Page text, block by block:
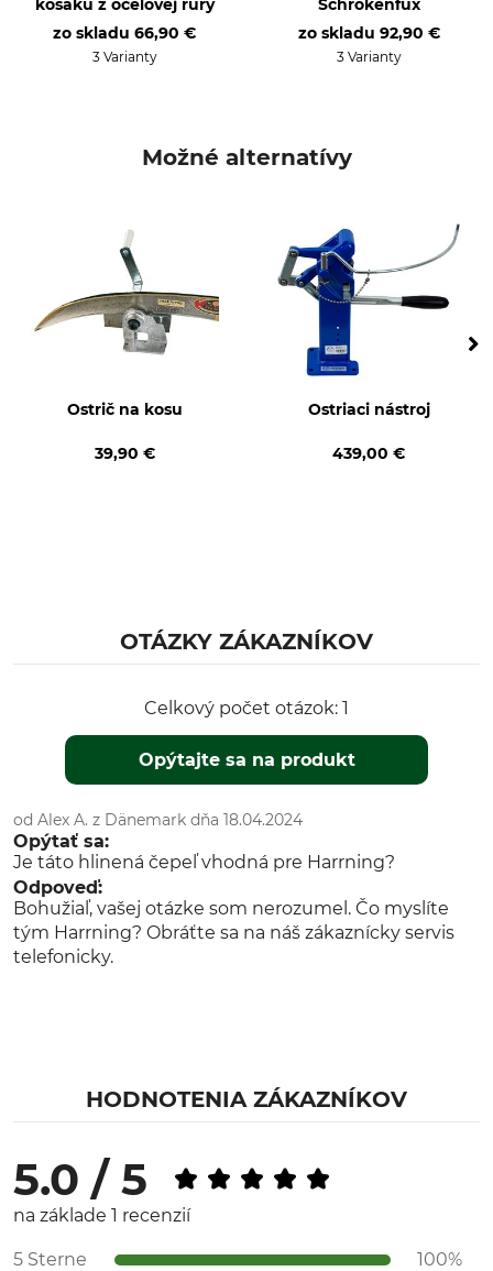
kosáku z oceľovej rúry
zo skladu 66,90 €
3 Varianty
Schrökenfux
zo skladu 92,90 €
3 Varianty
Možné alternatívy
Ostrič na kosu
39,90 €
Ostriaci nástroj
439,00 €
OTÁZKY ZÁKAZNÍKOV
Celkový počet otázok: 1
Opýtajte sa na produkt
od Alex A. z Dänemark dňa 18.04.2024
Opýtať sa:
Je táto hlinená čepeľ vhodná pre Harrning?
Odpoveď:
Bohužiaľ, vašej otázke som nerozumel. Čo myslíte
tým Harrning? Obráťte sa na náš zákaznícky servis
telefonicky.
HODNOTENIA ZÁKAZNÍKOV
5.0 / 5
na základe 1 recenzií
5 Sterne
100%